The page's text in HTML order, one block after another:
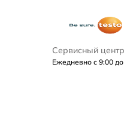
Сервисный
Ежедневно с 9:00